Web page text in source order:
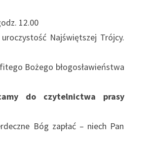
12.00
Najświętszej Trójcy.
Bożego błogosławieństwa
do czytelnictwa prasy
Bóg zapłać – niech Pan